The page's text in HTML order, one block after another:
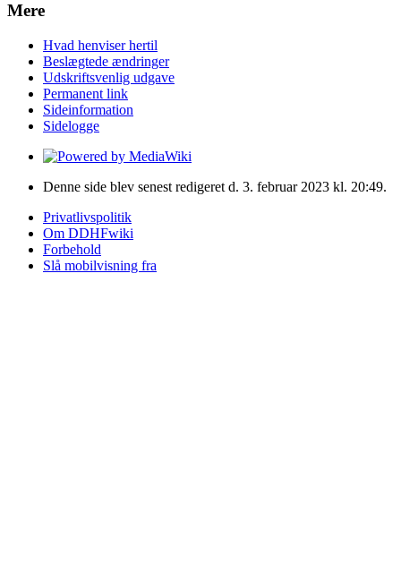
Mere
Hvad henviser hertil
Beslægtede ændringer
Udskriftsvenlig udgave
Permanent link
Sideinformation
Sidelogge
Denne side blev senest redigeret d. 3. februar 2023 kl. 20:49.
Privatlivspolitik
Om DDHFwiki
Forbehold
Slå mobilvisning fra